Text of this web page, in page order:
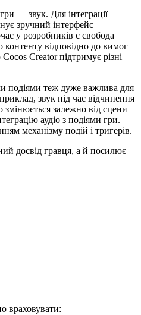
— звук. Для інтеграції
зручний інтерфейс
у розробників є свобода
контенту відповідно до вимог
Creator підтримує різні
подіями теж дуже важлива для
звук під час відчинення
залежно від сцени
аудіо з подіями гри.
механізму подій і тригерів.
досвід гравця, а й посилює
враховувати: